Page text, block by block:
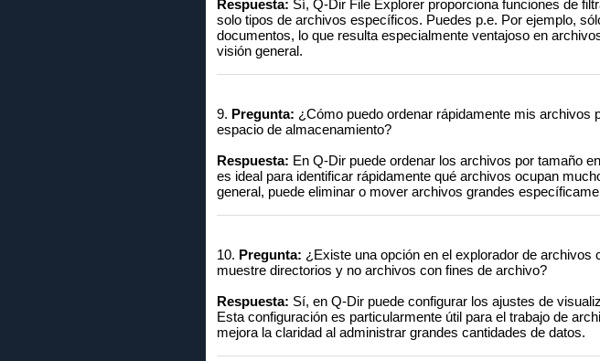
Respuesta: Sí, Q-Dir File Explorer proporciona funciones de
solo tipos de archivos específicos. Puedes p.e. Por ejemplo,
documentos, lo que resulta especialmente ventajoso en
visión general.
9. Pregunta: ¿Cómo puedo ordenar rápidamente mis archivos
espacio de almacenamiento?
Respuesta: En Q-Dir puede ordenar los archivos por tamaño
es ideal para identificar rápidamente qué archivos ocupan
general, puede eliminar o mover archivos grandes
10. Pregunta: ¿Existe una opción en el explorador de
muestre directorios y no archivos con fines de archivo?
Respuesta: Sí, en Q-Dir puede configurar los ajustes de
Esta configuración es particularmente útil para el trabajo de
mejora la claridad al administrar grandes cantidades de datos.